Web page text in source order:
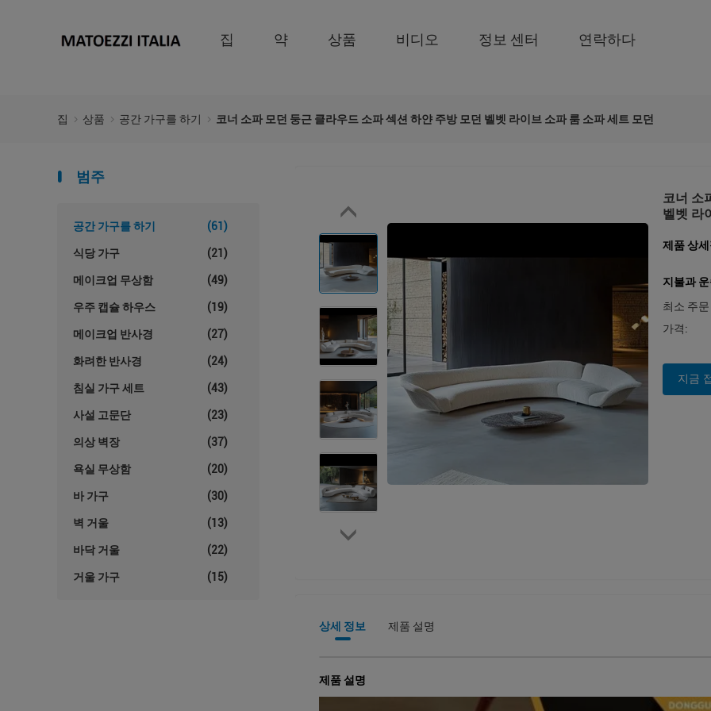
집 약 상품 비디오 정보 센터 연락하다
집 상품 공간 가구를 하기 코너 소파 모던 둥근 클라우드 소파 섹션 하얀 주방 모던 벨벳 라이브 소파 룸 소파 세트 모던
범주
공간 가구를 하기 (61)
식당 가구 (21)
메이크업 무상함 (49)
우주 캡슐 하우스 (19)
메이크업 반사경 (27)
화려한 반사경 (24)
침실 가구 세트 (43)
사설 고문단 (23)
의상 벽장 (37)
욕실 무상함 (20)
바 가구 (30)
벽 거울 (13)
바닥 거울 (22)
거울 가구 (15)
코너 소
벨벳 라
제품 상
지불과
최소 주
가격:
지금
상세 정보 제품 설명
제품 설명